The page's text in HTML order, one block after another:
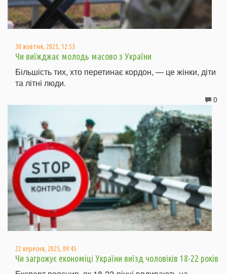
30 жовтня, 2025, 12:53
Чи виїжджає молодь масово з України
Більшість тих, хто перетинає кордон, — це жінки, діти
та літні люди.
0
22 вересня, 2025, 09:45
Чи загрожує економіці України виїзд чоловіків 18-22 років